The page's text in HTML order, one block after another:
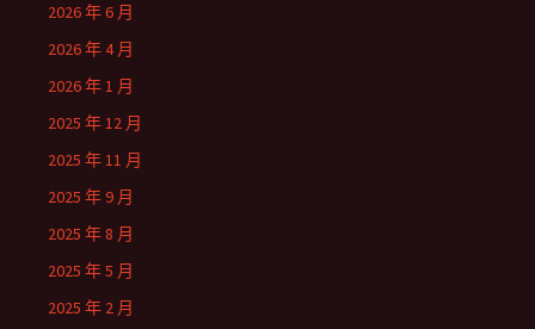
2026 年 6 月
2026 年 4 月
2026 年 1 月
2025 年 12 月
2025 年 11 月
2025 年 9 月
2025 年 8 月
2025 年 5 月
2025 年 2 月